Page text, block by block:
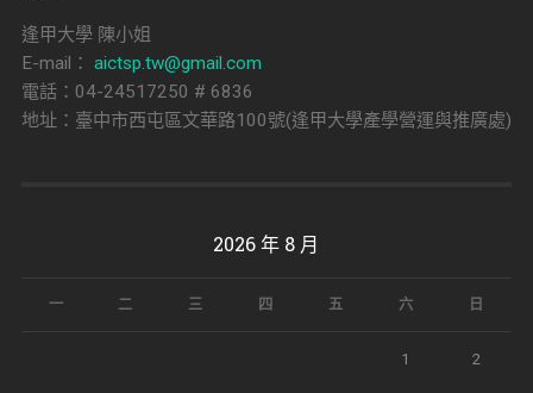
逢甲大學 陳小姐
E-mail： aictsp.tw@gmail.com
電話：04-24517250 # 6836
地址：臺中市西屯區文華路100號(逢甲大學產學營運與推廣處)
2026 年 8 月
一 二 三 四 五 六 日
1 2